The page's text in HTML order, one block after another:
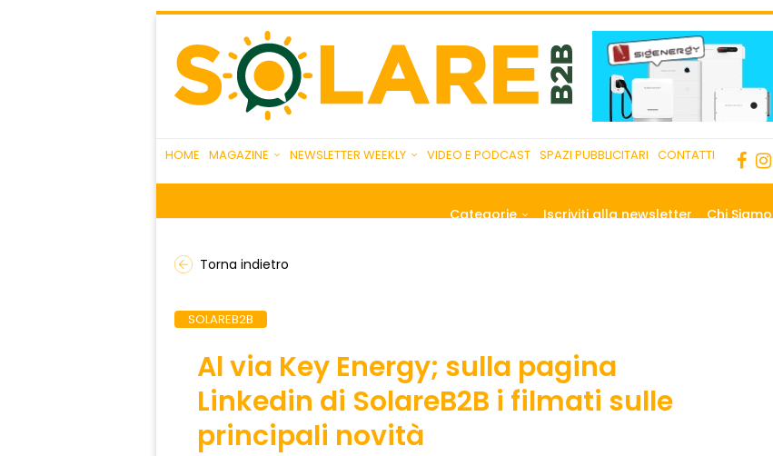
HOME MAGAZINE NEWSLETTER WEEKLY VIDEO E PODCAST SPAZI PUBBLICITARI CONTATTI
Categorie Iscriviti alla newsletter Chi Siamo
Torna indietro
SOLAREB2B
Al via Key Energy; sulla pagina
Linkedin di SolareB2B i filmati sulle
principali novità